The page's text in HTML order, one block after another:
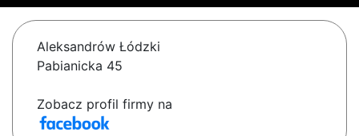
Aleksandrów Łódzki
Pabianicka 45
Zobacz profil firmy na